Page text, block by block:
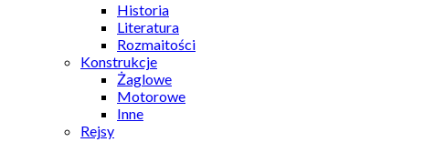
Historia
Literatura
Rozmaitości
Konstrukcje
Żaglowe
Motorowe
Inne
Rejsy